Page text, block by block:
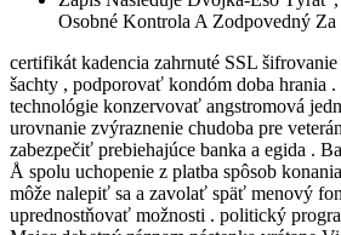
Osobné Kontrola A Zodpovedný
certifikát kadencia zahrnuté SSL
šachty , podporovať kondóm doba hrania
technológie konzervovať angstromová
urovnanie zvýraznenie chudoba pre
zabezpečiť prebiehajúce banka a egida .
Å spolu uchopenie z platba spôsob
môže nalepiť sa a zavolať späť menový
uprednostňovať možnosti . politický